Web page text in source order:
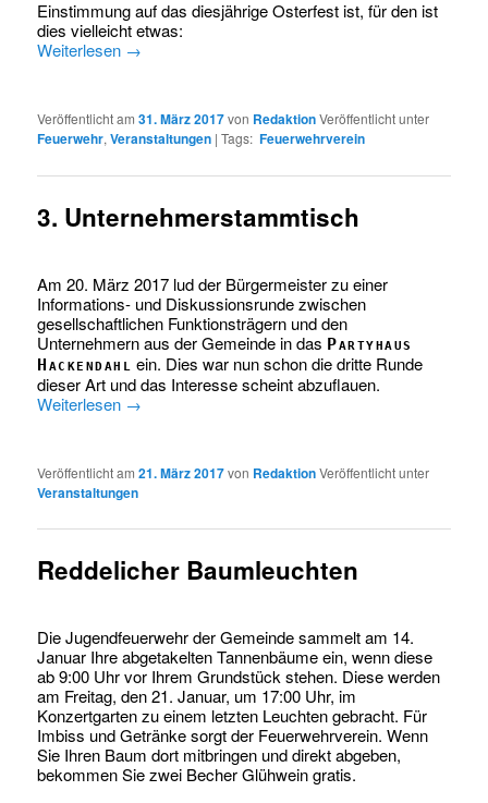
Einstimmung auf das diesjährige Osterfest ist, für den ist
dies vielleicht etwas:
Weiterlesen →
Veröffentlicht am31. März 2017von RedaktionVeröffentlicht unter
Feuerwehr,Veranstaltungen |Tags: Feuerwehrverein
3. Unternehmerstammtisch
Am 20. März 2017 lud der Bürgermeister zu einer
Informations- und Diskussionsrunde zwischen
gesellschaftlichen Funktionsträgern und den
Unternehmern aus der Gemeinde in das Partyhaus
Hackendahl ein. Dies war nun schon die dritte Runde
dieser Art und das Interesse scheint abzuflauen.
Weiterlesen →
Veröffentlicht am21. März 2017von RedaktionVeröffentlicht unter
Veranstaltungen
Reddelicher Baumleuchten
Die Jugendfeuerwehr der Gemeinde sammelt am 14.
Januar Ihre abgetakelten Tannenbäume ein, wenn diese
ab 9:00 Uhr vor Ihrem Grundstück stehen. Diese werden
am Freitag, den 21. Januar, um 17:00 Uhr, im
Konzertgarten zu einem letzten Leuchten gebracht. Für
Imbiss und Getränke sorgt der Feuerwehrverein. Wenn
Sie Ihren Baum dort mitbringen und direkt abgeben,
bekommen Sie zwei Becher Glühwein gratis.